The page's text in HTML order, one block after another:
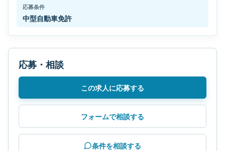
応募条件
中型自動車免許
応募・相談
この求人に応募する
フォームで相談する
条件を相談する